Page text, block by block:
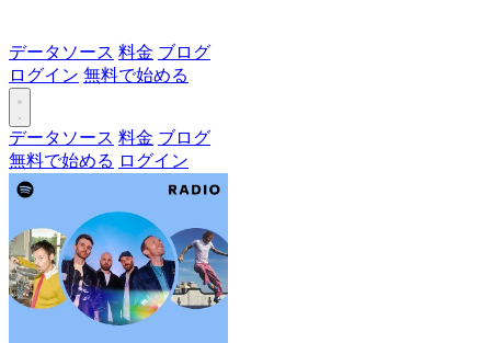
データソース 料金 ブログ
ログイン 無料で始める
データソース 料金 ブログ
無料で始める ログイン